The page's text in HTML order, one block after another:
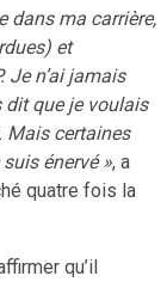
dans ma carrière,
et
Je n’ai jamais
dit que je voulais
Mais certaines
énervé », a
quatre fois la
qu’il